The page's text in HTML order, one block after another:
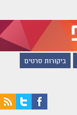
ביקורות סרטים